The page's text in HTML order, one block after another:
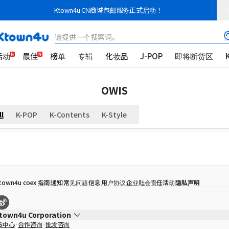
Ktown4u CN商城包邮服务正式启动！
请提供一个搜索词。
动 最佳 榜单 专辑 化妆品 J-POP 即将断货区
OWIS
K-POP K-Contents K-Style
coex 指南通知常见问题信息用户协议企业社会责任活动隐私声明
Corporation
中心 合作咨询 批发咨询